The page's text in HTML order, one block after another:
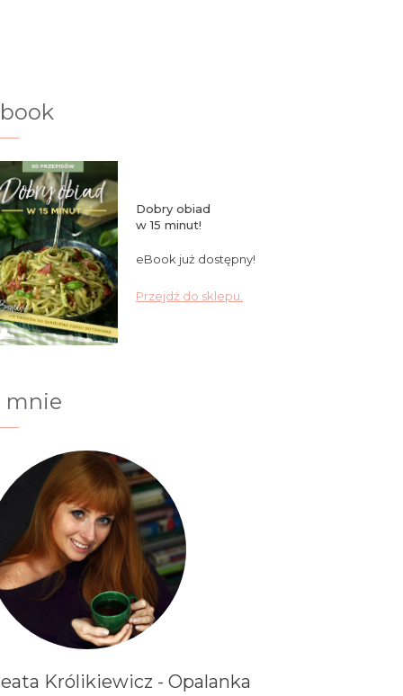
Dobry obiad
w 15 minut!
eBook już dostępny!
Przejdź do sklepu.
mnie
Królikiewicz - Opalanka